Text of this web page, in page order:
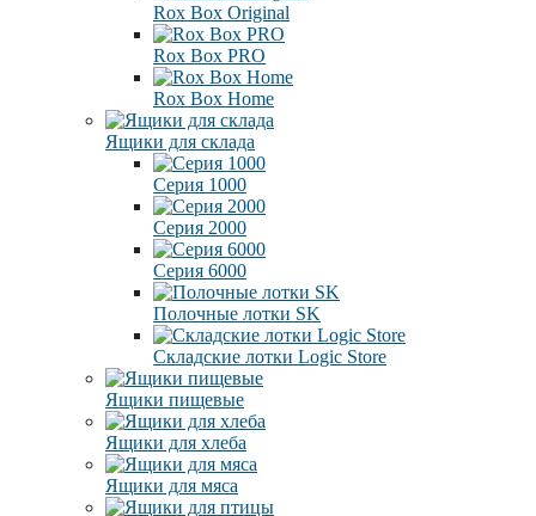
Rox Box Original
Rox Box PRO
Rox Box Home
Ящики для склада
Серия 1000
Серия 2000
Серия 6000
Полочные лотки SK
Складские лотки Logic Store
Ящики пищевые
Ящики для хлеба
Ящики для мяса